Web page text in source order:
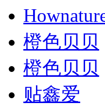
橙色贝贝
橙色贝贝
贴鑫爱